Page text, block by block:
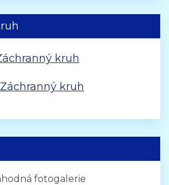
kruh
fotogalerie